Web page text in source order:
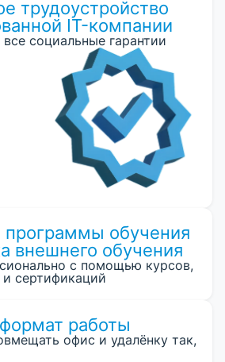
трудоустройство
IT-компании
социальные гарантии
программы обучения
внешнего обучения
с помощью курсов,
и сертификаций
работы
офис и удалёнку так,